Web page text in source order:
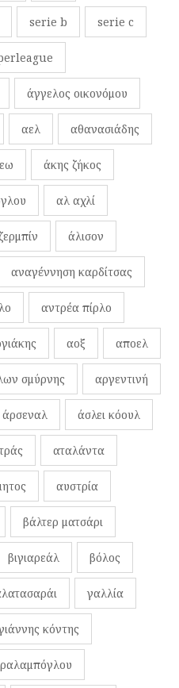
serie b serie c
άγγελος οικονόμου
αελ αθανασιάδης
άκης ζήκος
αλ αχλί
άλισον
αναγέννηση καρδίτσας
αντρέα πίρλο
αοξ αποελ
σμύρνης αργεντινή
άρσεναλ άσλει κόουλ
αταλάντα
αυστρία
βάλτερ ματσάρι
βιγιαρεάλ βόλος
γαλλία
κόντης